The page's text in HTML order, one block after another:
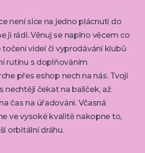
není sice na jedno plácnutí do
ji rádi. Věnuj se naplno věcem co
točení videí či vyprodávání klubů
rutinu s doplňováním
přes eshop nech na nás. Tvoji
nechtějí čekat na balíček, až
čas na úřadování. Včasná
ve vysoké kvalitě nakopne to,
orbitální dráhu.